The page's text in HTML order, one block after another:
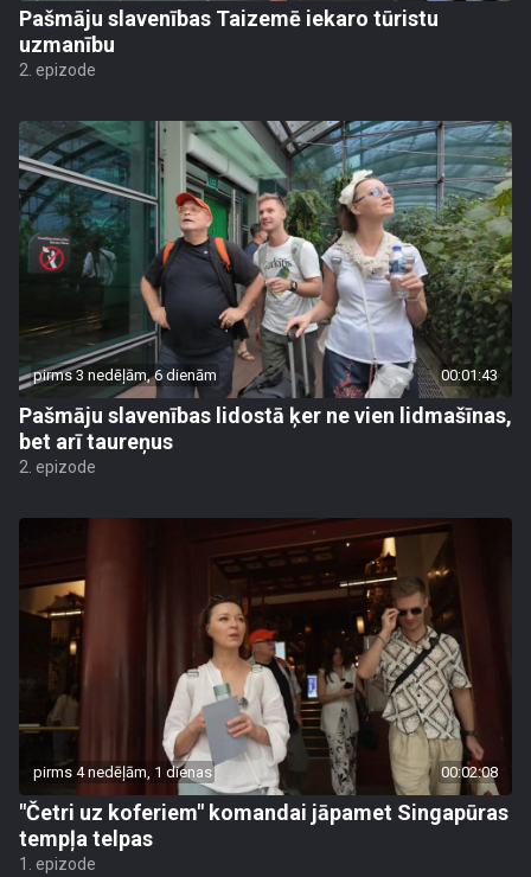
Pašmāju slavenības Taizemē iekaro tūristu
uzmanību
2. epizode
pirms 3 nedēļām, 6 dienām 00:01:43
Pašmāju slavenības lidostā ķer ne vien lidmašīnas,
bet arī taureņus
2. epizode
pirms 4 nedēļām, 1 dienas 00:02:08
"Četri uz koferiem" komandai jāpamet Singapūras
tempļa telpas
1. epizode